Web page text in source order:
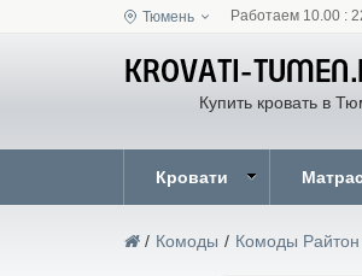
Тюмень Работаем 10.00 :
Купить кровать в
Кровати
/ Комоды / Комоды